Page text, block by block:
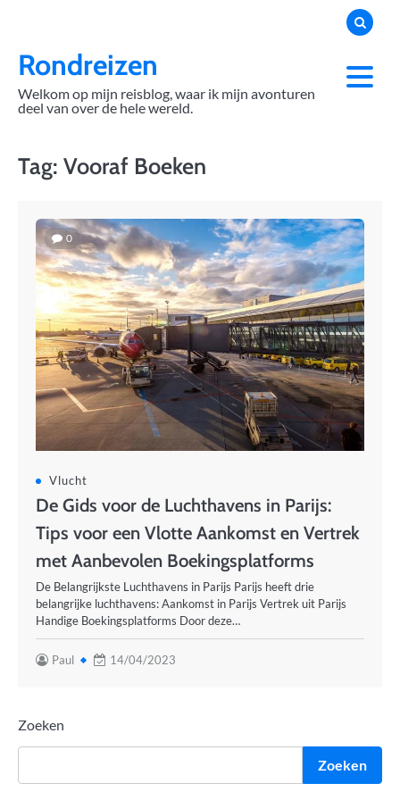
contentRondreizen
Welkom op mijn reisblog, waar ik mijn avonturen
deel van over de hele wereld.
Tag: Vooraf Boeken
0
Vlucht
De Gids voor de Luchthavens in Parijs:
Tips voor een Vlotte Aankomst en Vertrek
met Aanbevolen Boekingsplatforms
De Belangrijkste Luchthavens in Parijs Parijs heeft drie
belangrijke luchthavens: Aankomst in Parijs Vertrek uit Parijs
Handige Boekingsplatforms Door deze…
Paul 14/04/2023
Zoeken
Zoeken